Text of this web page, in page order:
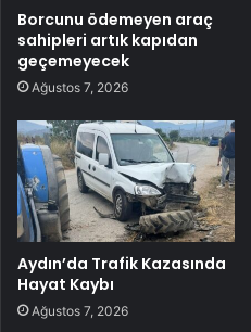
Borcunu ödemeyen araç
sahipleri artık kapıdan
geçemeyecek
Ağustos 7, 2026
Aydın’da Trafik Kazasında
Hayat Kaybı
Ağustos 7, 2026